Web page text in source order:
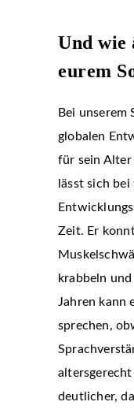
Und wie
eurem
Bei unserem
globalen
für sein Alter
lässt sich
Zeit. Er
krabbeln
Jahren kann
sprechen,
deutlicher,